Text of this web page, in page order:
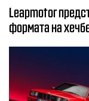
Leapmotor
формата на